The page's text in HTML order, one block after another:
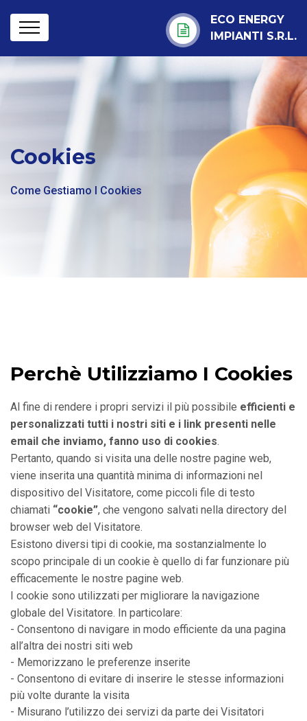
ECO ENERGY
IMPIANTI S.r.l.
Cookies
Come Gestiamo I Cookies
Perchè Utilizziamo I Cookies
Al fine di rendere i propri servizi il più possibile efficienti e
personalizzati tutti i nostri siti e i link presenti nelle
email che inviamo, fanno uso di cookies.
Pertanto, quando si visita una delle nostre pagine web,
viene inserita una quantità minima di informazioni nel
dispositivo del Visitatore, come piccoli file di testo
chiamati “cookie”, che vengono salvati nella directory del
browser web del Visitatore.
Esistono diversi tipi di cookie, ma sostanzialmente lo
scopo principale di un cookie è quello di far funzionare più
efficacemente le nostre pagine web.
I cookie sono utilizzati per migliorare la navigazione
globale del Visitatore. In particolare:
- Consentono di navigare in modo efficiente da una pagina
all’altra dei nostri siti web
- Memorizzano le preferenze inserite
- Consentono di evitare di inserire le stesse informazioni
più volte durante la visita
- Misurano l’utilizzo dei servizi da parte dei Visitatori